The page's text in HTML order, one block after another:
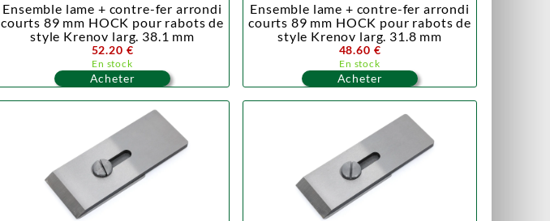
Ensemble lame + contre-fer arrondi
courts 89 mm HOCK pour rabots de
style Krenov larg. 38.1 mm
52.20 €
En stock
Acheter
Ensemble lame + contre-fer arrondi
courts 89 mm HOCK pour rabots de
style Krenov larg. 31.8 mm
48.60 €
En stock
Acheter